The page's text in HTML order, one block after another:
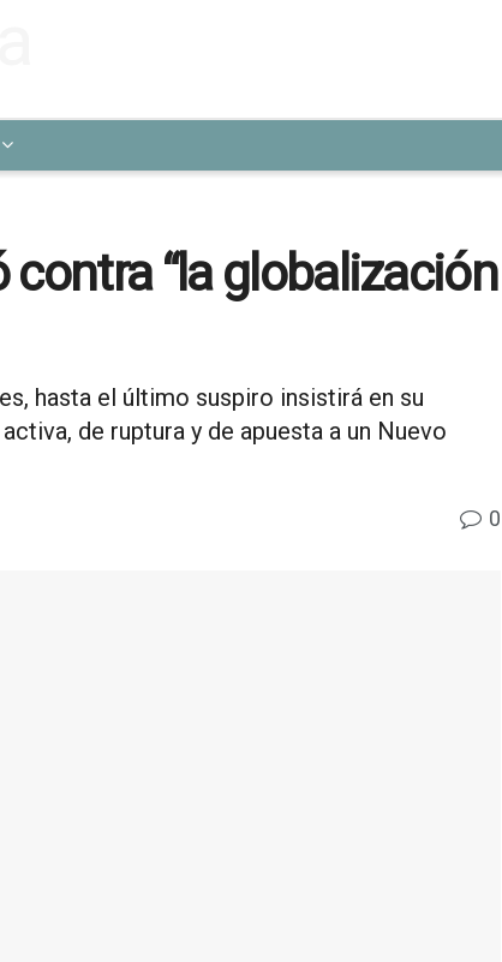
“la globalización
hasta el último suspiro insistirá en su
de ruptura y de apuesta a un Nuevo
0